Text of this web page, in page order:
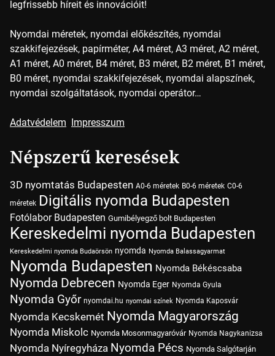
legfrissebb híreit és innovációit!
Nyomdai méretek, nyomdai előkészítés, nyomdai
szakkifejezések, papírméter, A4 méret, A3 méret, A2 méret,
A1 méret, A0 méret, B4 méret, B3 méret, B2 méret, B1 méret,
B0 méret, nyomdai szakkifejezések, nyomdai alapszínek,
nyomdai szolgáltatások, nyomdai operátor…
Adatvédelem Impresszum
Népszerű keresések
3D nyomtatás Budapesten A0-6 méretek B0-6 méretek C0-6
méretek Digitális nyomda Budapesten
Fotólabor Budapesten Gumibélyegző bolt Budapesten
Kereskedelmi nyomda Budapesten
Kereskedelmi nyomda Budaörsön nyomda Nyomda Balassagyarmat
Nyomda Budapesten Nyomda Békéscsaba
Nyomda Debrecen Nyomda Eger Nyomda Gyula
Nyomda Győr nyomdai.hu nyomdai színek Nyomda Kaposvár
Nyomda Kecskemét Nyomda Magyarország
Nyomda Miskolc Nyomda Mosonmagyaróvár Nyomda Nagykanizsa
Nyomda Nyíregyháza Nyomda Pécs Nyomda Salgótarján